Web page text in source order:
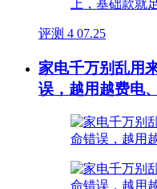
评测 4 07.25
家电千万别乱用
误，越用越费电